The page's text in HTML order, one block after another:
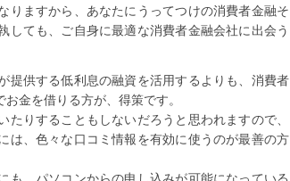
りますから、あなたにうってつけの消費者金融そ
ても、ご自身に最適な消費者金融会社に出会う
提供する低利息の融資を活用するよりも、消費者
金を借りる方が、得策です。
りすることもしないだろうと思われますので、
は、色々な口コミ情報を有効に使うのが最善の方
、パソコンからの申し込みが可能になっている